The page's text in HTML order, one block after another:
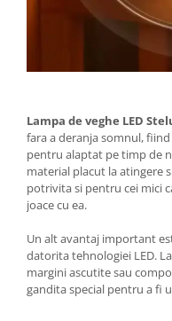
Lampa de veghe LED
fara a deranja somnul,
pentru alaptat pe timp de
material placut la atingere
potrivita si pentru cei mici
joace cu ea.
Un alt avantaj important
datorita tehnologiei LED.
margini ascutite sau
gandita special pentru a fi